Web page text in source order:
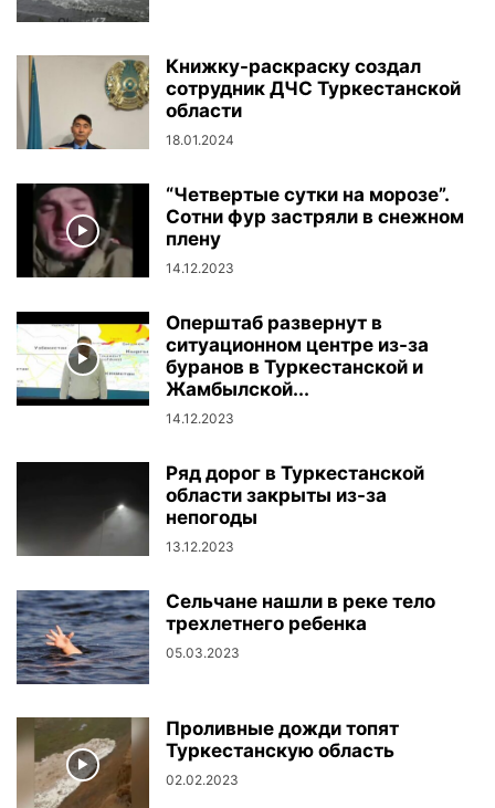
Книжку-раскраску создал
сотрудник ДЧС Туркестанской
области
18.01.2024
“Четвертые сутки на морозе”.
Сотни фур застряли в снежном
плену
14.12.2023
Оперштаб развернут в
ситуационном центре из-за
буранов в Туркестанской и
Жамбылской...
14.12.2023
Ряд дорог в Туркестанской
области закрыты из-за
непогоды
13.12.2023
Сельчане нашли в реке тело
трехлетнего ребенка
05.03.2023
Проливные дожди топят
Туркестанскую область
02.02.2023